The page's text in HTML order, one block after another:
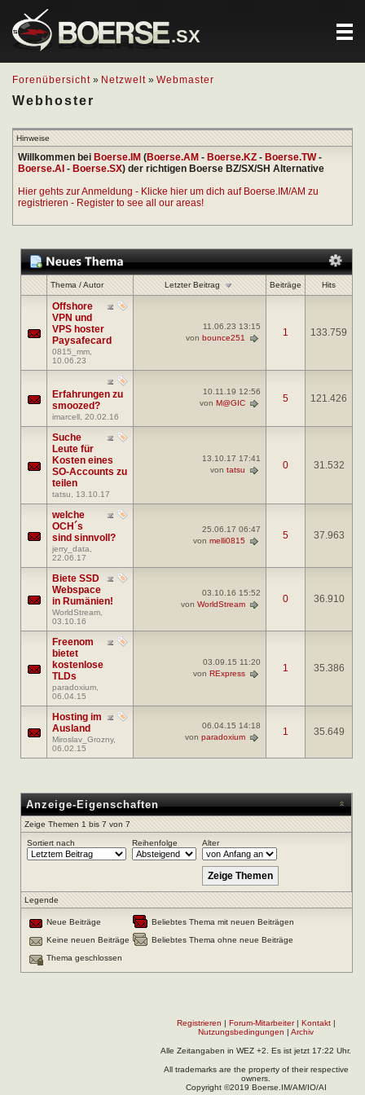
.SX
Forenübersicht » Netzwelt » Webmaster
Webhoster
Hinweise
Willkommen bei Boerse.IM (Boerse.AM - Boerse.KZ - Boerse.TW-
Boerse.AI - Boerse.SX) der richtigen Boerse BZ/SX/SH Alternative
Hier gehts zur Anmeldung - Klicke hier um dich auf Boerse.IM/AM zu
registrieren - Register to see all our areas!
Thema/Autor Letzter Beitrag Beiträge Hits
Offshore
VPN und
VPS hoster
Paysafecard
0815_mm
10.06.23
11.06.23 13:15
von bounce251 1 133.759
Erfahrungen zu
smoozed?
imarcell , 20.02.16
10.11.19 12:56
von M@GIC 5 121.426
Suche
Leute für
Kosten eines
SO-Accounts zu
teilen
tatsu , 13.10.17
13.10.17 17:41
von tatsu 0 31.532
welche
OCH´s
sind sinnvoll?
jerry_data
22.06.17
25.06.17 06:47
von melli0815 5 37.963
Biete SSD
Webspace
in Rumänien!
WorldStream
03.10.16
03.10.16 15:52
von WorldStream 0 36.910
Freenom
bietet
kostenlose
TLDs
paradoxium
06.04.15
03.09.15 11:20
von RExpress 1 35.386
Hosting im
Ausland
Miroslav_Grozny,
06.02.15
06.04.15 14:18
von paradoxium 1 35.649
Anzeige-Eigenschaften
Zeige Themen 1 bis 7 von 7
Sortiert nach Reihenfolge Alter
Legende
Neue Beiträge
Beliebtes Thema mit neuen Beiträgen
Keine neuen Beiträge
Beliebtes Thema ohne neue Beiträge
Thema geschlossen
Registrieren | Forum-Mitarbeiter| Kontakt|
Nutzungsbedingungen | Archiv
Alle Zeitangaben in WEZ +2. Es ist jetzt 17:22 Uhr.
All trademarks are the property of their respective
owners.
Copyright ©2019 Boerse.IM/AM/IO/AI